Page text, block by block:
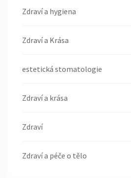
Zdraví a hygiena
Zdraví a Krása
estetická stomatologie
Zdraví a krása
Zdraví
Zdraví a péče o tělo